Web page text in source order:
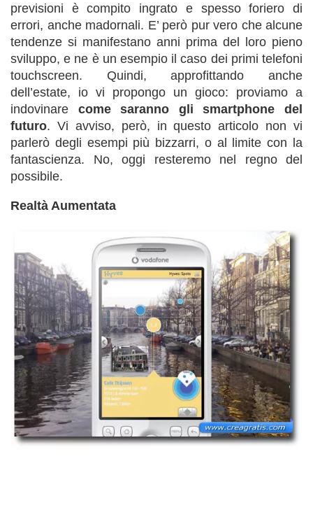
previsioni è compito ingrato e spesso foriero di
errori, anche madornali. E’ però pur vero che alcune
tendenze si manifestano anni prima del loro pieno
sviluppo, e ne è un esempio il caso dei primi telefoni
touchscreen. Quindi, approfittando anche
dell’estate, io vi propongo un gioco: proviamo a
indovinare come saranno gli smartphone del
futuro. Vi avviso, però, in questo articolo non vi
parlerò degli esempi più bizzarri, o al limite con la
fantascienza. No, oggi resteremo nel regno del
possibile.
Realtà Aumentata